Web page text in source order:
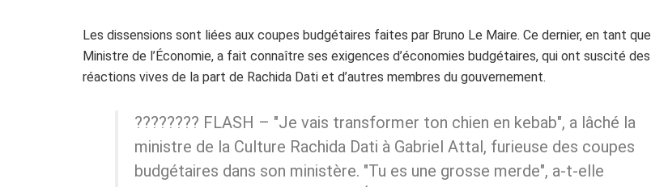
Les dissensions sont liées aux coupes budgétaires faites par Bruno Le Maire. Ce dernier, en tant que
Ministre de l’Économie, a fait connaître ses exigences d’économies budgétaires, qui ont suscité des
réactions vives de la part de Rachida Dati et d’autres membres du gouvernement.
???????? FLASH – "Je vais transformer ton chien en kebab", a lâché la
ministre de la Culture Rachida Dati à Gabriel Attal, furieuse des coupes
budgétaires dans son ministère. "Tu es une grosse merde", a-t-elle